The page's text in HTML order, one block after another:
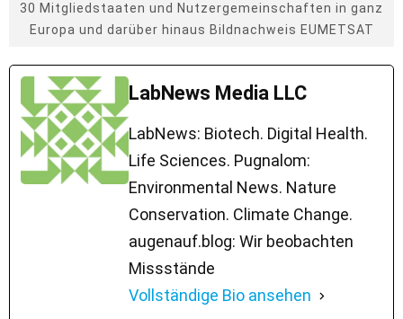
30 Mitgliedstaaten und Nutzergemeinschaften in ganz
Europa und darüber hinaus Bildnachweis EUMETSAT
LabNews Media LLC
LabNews: Biotech. Digital Health.
Life Sciences. Pugnalom:
Environmental News. Nature
Conservation. Climate Change.
augenauf.blog: Wir beobachten
Missstände
Vollständige Bio ansehen